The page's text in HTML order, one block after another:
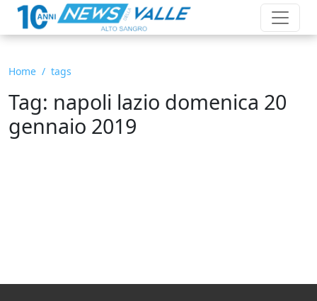
Home tags
Tag: napoli lazio domenica 20
gennaio 2019